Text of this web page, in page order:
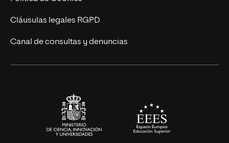
UNIR Revista
Eventos
Cláusulas legales RGPD
Canal de consultas y denuncias